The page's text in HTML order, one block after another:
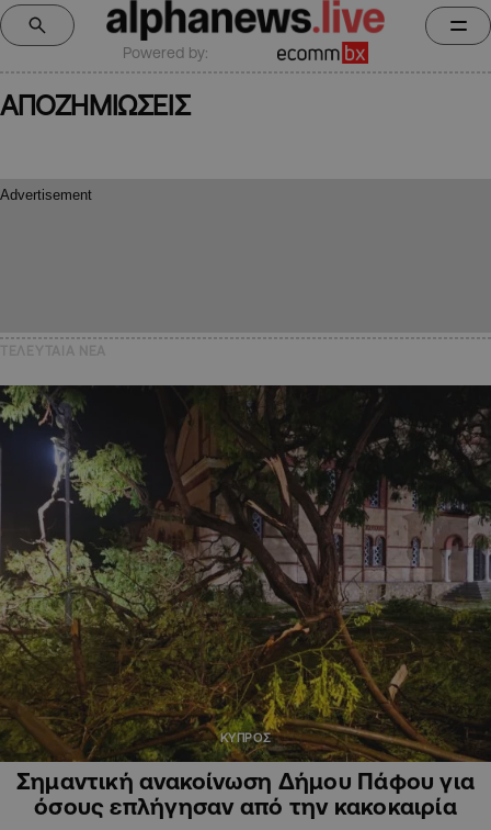
Powered by:
ΑΠΟΖΗΜΙΩΣΕΙΣ
ΚΥΠΡΟΣ
Σημαντική ανακοίνωση Δήμου Πάφου για
όσους επλήγησαν από την κακοκαιρία